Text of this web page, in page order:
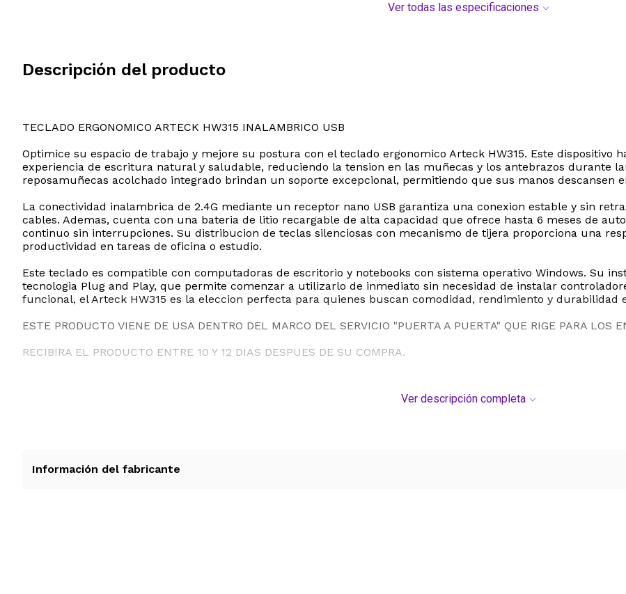
Ver todas las especificaciones
Descripción del producto
TECLADO ERGONOMICO ARTECK HW315 INALAMBRICO USB
Optimice su espacio de trabajo y mejore su postura con el teclado ergonomico Arteck HW315. Este dispositivo
experiencia de escritura natural y saludable, reduciendo la tension en las muñecas y los antebrazos durante
reposamuñecas acolchado integrado brindan un soporte excepcional, permitiendo que sus manos descansen
La conectividad inalambrica de 2.4G mediante un receptor nano USB garantiza una conexion estable y sin
cables. Ademas, cuenta con una bateria de litio recargable de alta capacidad que ofrece hasta 6 meses de
continuo sin interrupciones. Su distribucion de teclas silenciosas con mecanismo de tijera proporciona una
productividad en tareas de oficina o estudio.
Este teclado es compatible con computadoras de escritorio y notebooks con sistema operativo Windows. Su
tecnologia Plug and Play, que permite comenzar a utilizarlo de inmediato sin necesidad de instalar
funcional, el Arteck HW315 es la eleccion perfecta para quienes buscan comodidad, rendimiento y durabilidad
ESTE PRODUCTO VIENE DE USA DENTRO DEL MARCO DEL SERVICIO "PUERTA A PUERTA" QUE RIGE PARA LOS
RECIBIRA EL PRODUCTO ENTRE 10 Y 12 DIAS DESPUES DE SU COMPRA.
Ver descripción completa
Información del fabricante